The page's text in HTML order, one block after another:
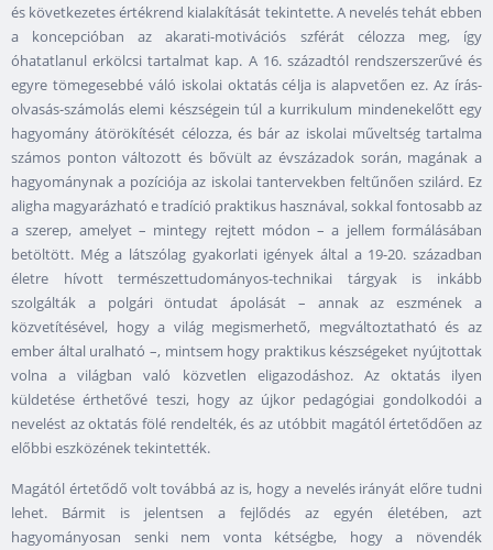
és következetes értékrend kialakítását tekintette. A nevelés tehát ebben
a koncepcióban az akarati-motivációs szférát célozza meg, így
óhatatlanul erkölcsi tartalmat kap. A 16. századtól rendszerszerűvé és
egyre tömegesebbé váló iskolai oktatás célja is alapvetően ez. Az írás-
olvasás-számolás elemi készségein túl a kurrikulum mindenekelőtt egy
hagyomány átörökítését célozza, és bár az iskolai műveltség tartalma
számos ponton változott és bővült az évszázadok során, magának a
hagyománynak a pozíciója az iskolai tantervekben feltűnően szilárd. Ez
aligha magyarázható e tradíció praktikus hasznával, sokkal fontosabb az
a szerep, amelyet – mintegy rejtett módon – a jellem formálásában
betöltött. Még a látszólag gyakorlati igények által a 19-20. században
életre hívott természettudományos-technikai tárgyak is inkább
szolgálták a polgári öntudat ápolását – annak az eszmének a
közvetítésével, hogy a világ megismerhető, megváltoztatható és az
ember által uralható –, mintsem hogy praktikus készségeket nyújtottak
volna a világban való közvetlen eligazodáshoz. Az oktatás ilyen
küldetése érthetővé teszi, hogy az újkor pedagógiai gondolkodói a
nevelést az oktatás fölé rendelték, és az utóbbit magától értetődően az
előbbi eszközének tekintették.
Magától értetődő volt továbbá az is, hogy a nevelés irányát előre tudni
lehet. Bármit is jelentsen a fejlődés az egyén életében, azt
hagyományosan senki nem vonta kétségbe, hogy a növendék